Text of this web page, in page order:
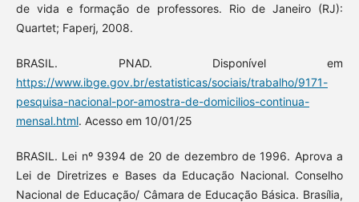
de vida e formação de professores. Rio de Janeiro (RJ):
Quartet; Faperj, 2008.
BRASIL. PNAD. Disponível em
https://www.ibge.gov.br/estatisticas/sociais/trabalho/9171-
pesquisa-nacional-por-amostra-de-domicilios-continua-
mensal.html. Acesso em 10/01/25
BRASIL. Lei nº 9394 de 20 de dezembro de 1996. Aprova a
Lei de Diretrizes e Bases da Educação Nacional. Conselho
Nacional de Educação/ Câmara de Educação Básica. Brasília,